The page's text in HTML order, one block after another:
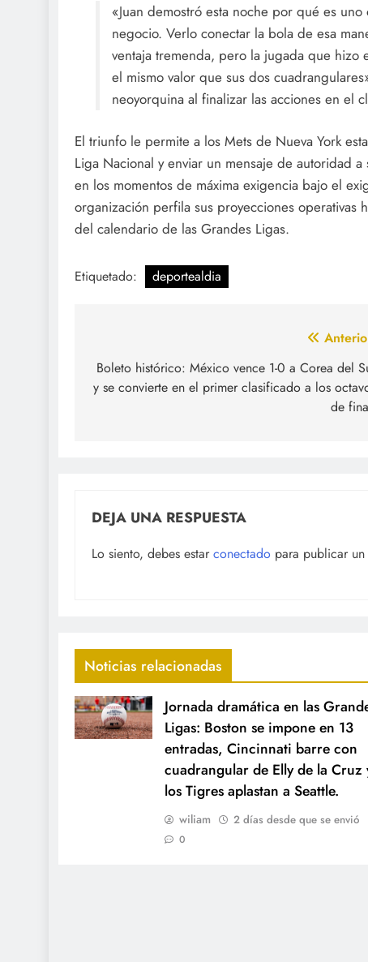
«Juan demostró esta noche por qué es
negocio. Verlo conectar la bola de esa
ventaja tremenda, pero la jugada que
el mismo valor que sus dos
neoyorquina al finalizar las acciones en el
El triunfo le permite a los Mets de Nueva York
Liga Nacional y enviar un mensaje de autoridad
en los momentos de máxima exigencia bajo el
organización perfila sus proyecciones operativas
del calendario de las Grandes Ligas.
Etiquetado: deportealdia
de
entradas
Boleto histórico: México vence 1-0 a Corea del
y se convierte en el primer clasificado a los
de
DEJA UNA RESPUESTA
Lo siento, debes estar conectado para publicar
Noticias relacionadas
Jornada dramática en las
Ligas: Boston se impone en 13
entradas, Cincinnati barre con
cuadrangular de Elly de la Cruz
los Tigres aplastan a Seattle.
wiliam 2 días desde que se envió
0